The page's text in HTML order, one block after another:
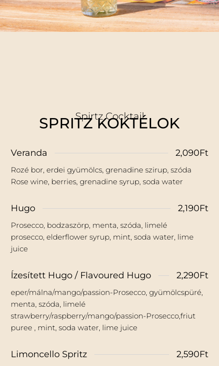
Spirtz Cocktail
SPRITZ KOKTÉLOK
Veranda 2,090Ft
Rozé bor, erdei gyümölcs, grenadine szirup, szóda
Rose wine, berries, grenadine syrup, soda water
Hugo 2,190Ft
Prosecco, bodzaszörp, menta, szóda, limelé
prosecco, elderflower syrup, mint, soda water, lime
juice
Ízesített Hugo / Flavoured Hugo 2,290Ft
eper/málna/mango/passion-Prosecco, gyümölcspüré,
menta, szóda, limelé
strawberry/raspberry/mango/passion-Prosecco,friut
puree , mint, soda water, lime juice
Limoncello Spritz 2,590Ft